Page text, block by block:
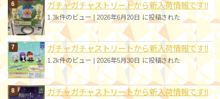
ガチャガチャストリートから新入荷情報です!!
1.3k件のビュー 2026年6月20日 に投稿された
ガチャガチャストリートから新入荷情報です!!
1.2k件のビュー|2026年5月30日 に投稿された
ガチャガチャストリートから新入荷情報です!!